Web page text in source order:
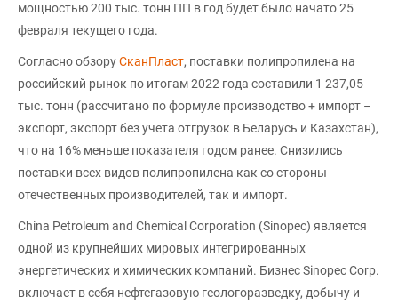
мощностью 200 тыс. тонн ПП в год будет было начато 25
февраля текущего года.
Согласно обзоруСканПласт, поставки полипропилена на
российский рынок по итогам 2022 года составили 1 237,05
тыс. тонн (рассчитано по формуле производство + импорт –
экспорт, экспорт без учета отгрузок в Беларусь и Казахстан),
что на 16% меньше показателя годом ранее. Снизились
поставки всех видов полипропилена как со стороны
отечественных производителей, так и импорт.
China Petroleum and Chemical Corporation (Sinopec) является
одной из крупнейших мировых интегрированных
энергетических и химических компаний. Бизнес Sinopec Corp.
включает в себя нефтегазовую геологоразведку, добычу и